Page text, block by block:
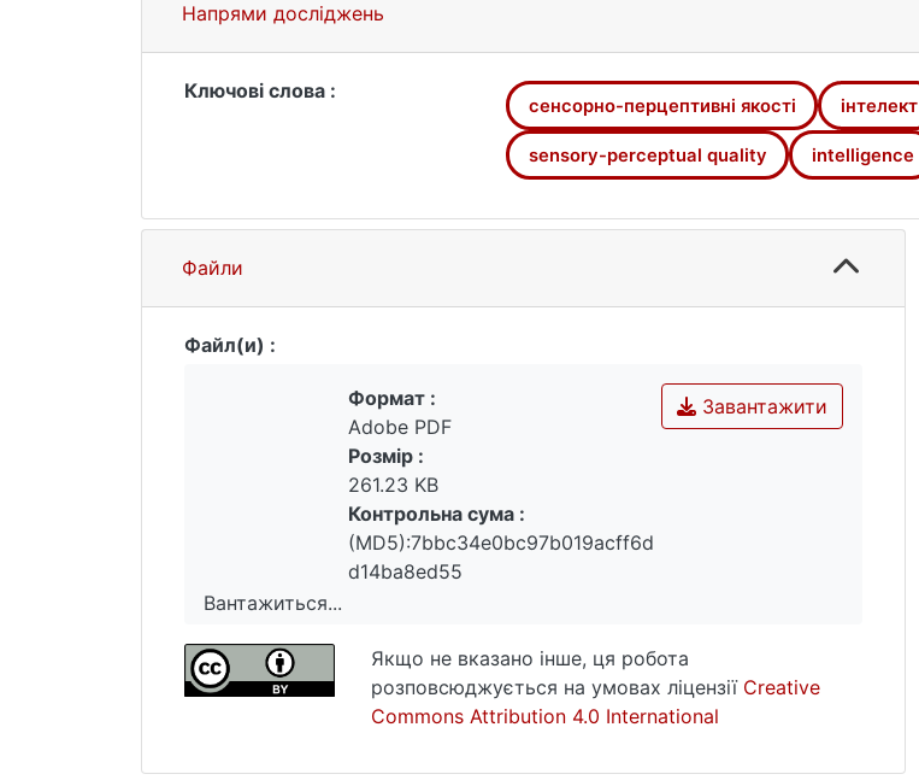
Напрями досліджень
Ключові слова :
сенсорно-перцептивні якості інтелект
sensory-perceptual quality intelligence
Файли
Файл(и) :
Вантажиться...
Вантажиться...
Завантажити
Формат :
Adobe PDF
Розмір :
261.23 KB
Контрольна сума :
(MD5):7bbc34e0bc97b019acff6d
d14ba8ed55
Якщо не вказано інше, ця робота
розповсюджується на умовах ліцензії Creative
Commons Attribution 4.0 International